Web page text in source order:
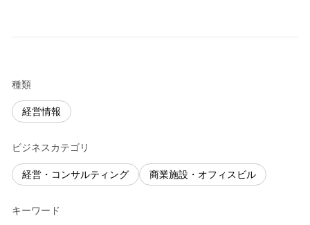
種類
経営情報
ビジネスカテゴリ
経営・コンサルティング 商業施設・オフィスビル
キーワード